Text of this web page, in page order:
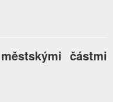
částmi